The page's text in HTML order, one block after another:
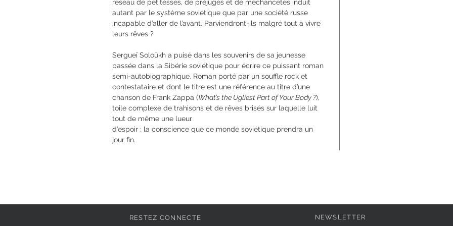
réseau de petitesses, de préjugés et de méchancetés induit
autant par le système soviétique que par une société russe
incapable d’aller de l’avant. Parviendront-ils malgré tout à vivre
leurs rêves ?
Sergueï Soloükh a puisé dans les souvenirs de sa jeunesse
passée dans la Sibérie soviétique pour écrire ce puissant roman
semi-autobiographique. Roman porté par un souffle rock et
contestataire et dont le titre est une référence au titre d’une
chanson de Frank Zappa (What’s the Ugliest Part of Your Body ?),
toile complexe de trahisons et de rêves brisés sur laquelle luit
tout de même une lueur
d’espoir : la conscience que ce monde soviétique prendra un
jour fin.
RESTEZ CONNECTE NEWSLETTER